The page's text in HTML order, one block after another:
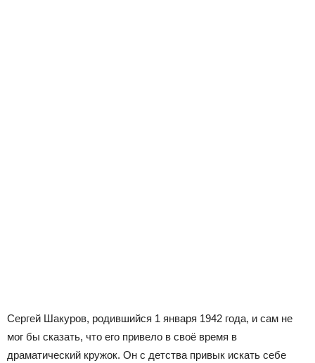
Сергей Шакуров, родившийся 1 января 1942 года, и сам не
мог бы сказать, что его привело в своё время в
драматический кружок. Он с детства привык искать себе